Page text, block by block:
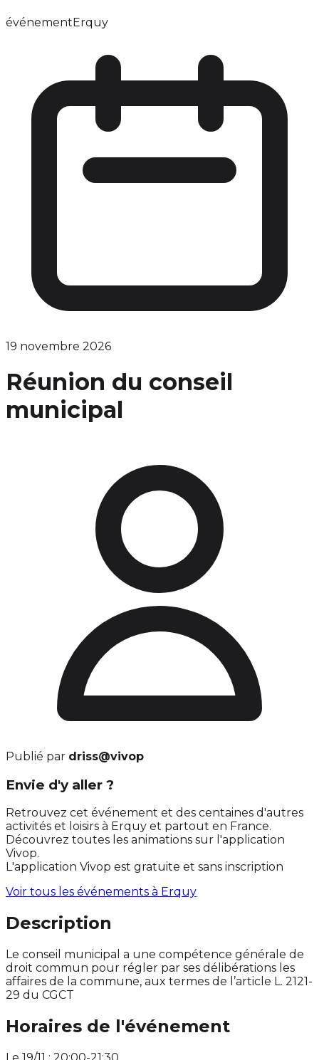
événementErquy
19 novembre 2026
Réunion du conseil
municipal
Publié par driss@vivop
Envie d'y aller ?
Retrouvez cet événement et des centaines d'autres
activités et loisirs à Erquy et partout en France.
Découvrez toutes les animations sur l'application
Vivop.
L'application Vivop est gratuite et sans inscription
Voir tous les événements à Erquy
Description
Le conseil municipal a une compétence générale de
droit commun pour régler par ses délibérations les
affaires de la commune, aux termes de l’article L. 2121-
29 du CGCT
Horaires de l'événement